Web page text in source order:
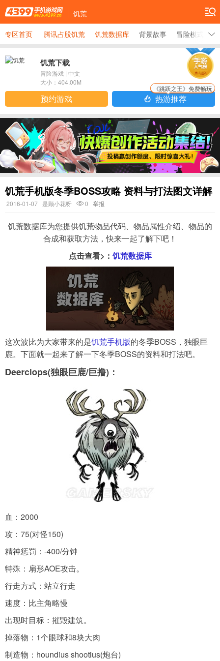
饥荒
专区首页 腾讯占股饥荒 饥荒数据库 背景故事 冒险模式大全
饥荒下载
冒险游戏 | 中文
大小： 404.00M
预约游戏 热游推荐
《跳跃之王》免费畅玩
饥荒手机版冬季BOSS攻略 资料与打法图文详解
2016-01-07 是顾小花呀 0 举报
饥荒数据库为您提供饥荒物品代码、物品属性介绍、物品的
合成和获取方法，快来一起了解下吧！
点击查看>： 饥荒数据库
这次波比为大家带来的是饥荒手机版的冬季BOSS，独眼巨
鹿。下面就一起来了解一下冬季BOSS的资料和打法吧。
Deerclops(独眼巨鹿/巨撸)：
血：2000
攻：75(对怪150)
精神惩罚：-400/分钟
特殊：扇形AOE攻击。
行走方式：站立行走
速度：比主角略慢
出现时目标：摧毁建筑。
掉落物：1个眼球和8块大肉
制造物：houndius shootius(炮台)